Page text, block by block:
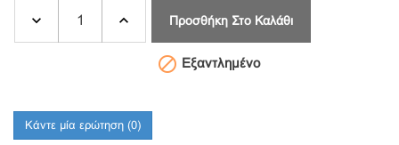
Προσθήκη Στο Καλάθι
 Εξαντλημένο
Κάντε μία ερώτηση (0)